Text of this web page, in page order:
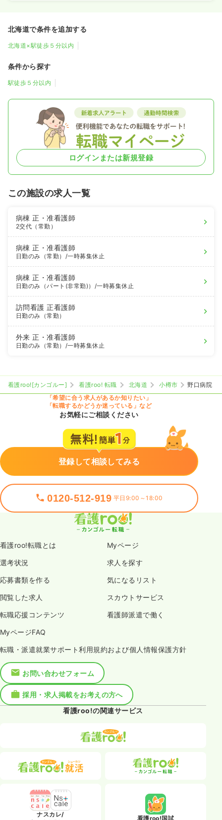
北海道で条件を追加する
北海道×駅徒歩５分以内
条件から探す
駅徒歩５分以内
ログインまたは新規登録
この施設の求人一覧
病棟正・准看護師
2交代（常勤）
病棟正・准看護師
日勤のみ（常勤） /一時募集休止
病棟正・准看護師
日勤のみ（パート(非常勤)） /一時募集休止
訪問看護正看護師
日勤のみ（常勤）
外来正・准看護師
日勤のみ（常勤） /一時募集休止
看護roo![カンゴルー] 看護roo! 転職 北海道 小樽市
野口病院
「希望に合う求人があるか知りたい」
「転職するかどうか迷っている」など
お気軽にご相談ください
登録して相談してみる
0120-512-919 平日9:00～18:00
看護roo!転職とは Myページ
選考状況 求人を探す
応募書類を作る 気になるリスト
閲覧した求人 スカウトサービス
転職応援コンテンツ 看護師派遣で働く
MyページFAQ
転職・派遣就業サポート利用規約および個人情報保護方針
お問い合わせフォーム
採用・求人掲載をお考えの方へ
看護roo!の関連サービス
ナスカレ/
看護roo!国試